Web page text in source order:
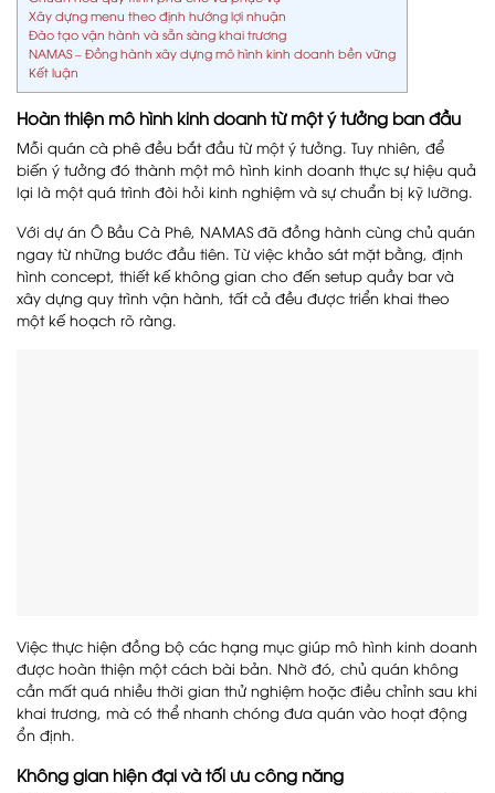
Xây dựng menu theo định hướng lợi nhuận
Đào tạo vận hành và sẵn sàng khai trương
NAMAS – Đồng hành xây dựng mô hình kinh doanh bền vững
Kết luận
Hoàn thiện mô hình kinh doanh từ một ý tưởng ban đầu
Mỗi quán cà phê đều bắt đầu từ một ý tưởng. Tuy nhiên, để
biến ý tưởng đó thành một mô hình kinh doanh thực sự hiệu quả
lại là một quá trình đòi hỏi kinh nghiệm và sự chuẩn bị kỹ lưỡng.
Với dự án Ô Bầu Cà Phê, NAMAS đã đồng hành cùng chủ quán
ngay từ những bước đầu tiên. Từ việc khảo sát mặt bằng, định
hình concept, thiết kế không gian cho đến setup quầy bar và
xây dựng quy trình vận hành, tất cả đều được triển khai theo
một kế hoạch rõ ràng.
Việc thực hiện đồng bộ các hạng mục giúp mô hình kinh doanh
được hoàn thiện một cách bài bản. Nhờ đó, chủ quán không
cần mất quá nhiều thời gian thử nghiệm hoặc điều chỉnh sau khi
khai trương, mà có thể nhanh chóng đưa quán vào hoạt động
ổn định.
Không gian hiện đại và tối ưu công năng